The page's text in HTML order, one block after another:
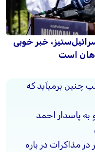
خبر خوبی
است
چنین برمیآید که
به پاسدار احمد
در مذاکرات در باره